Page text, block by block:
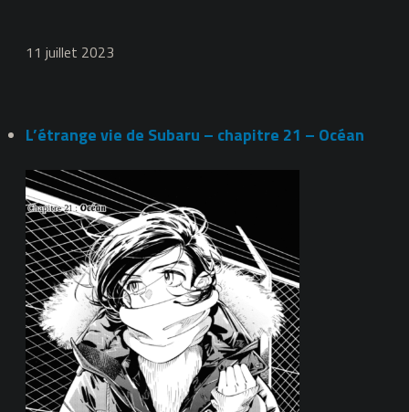
11 juillet 2023
L’étrange vie de Subaru – chapitre 21 – Océan